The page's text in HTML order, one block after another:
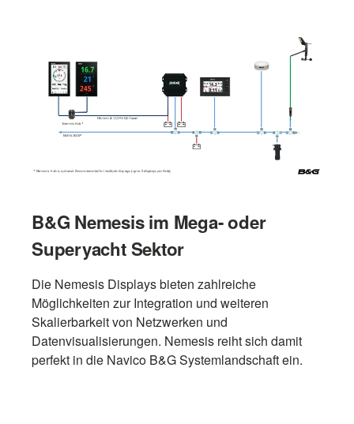
B&G Nemesis im Mega- oder
Superyacht Sektor
Die Nemesis Displays bieten zahlreiche
Möglichkeiten zur Integration und weiteren
Skalierbarkeit von Netzwerken und
Datenvisualisierungen. Nemesis reiht sich damit
perfekt in die Navico B&G Systemlandschaft ein.